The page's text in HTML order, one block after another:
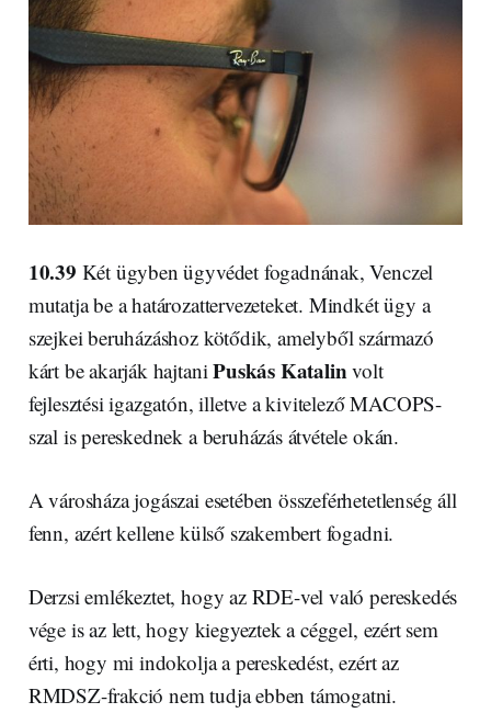
10.39 Két ügyben ügyvédet fogadnának, Venczel
mutatja be a határozattervezeteket. Mindkét ügy a
szejkei beruházáshoz kötődik, amelyből származó
kárt be akarják hajtaniPuskás Katalinvolt
fejlesztési igazgatón, illetve a kivitelező MACOPS-
szal is pereskednek a beruházás átvétele okán.
A városháza jogászai esetében összeférhetetlenség áll
fenn, azért kellene külső szakembert fogadni.
Derzsi emlékeztet, hogy az RDE-vel való pereskedés
vége is az lett, hogy kiegyeztek a céggel, ezért sem
érti, hogy mi indokolja a pereskedést, ezért az
RMDSZ-frakció nem tudja ebben támogatni.